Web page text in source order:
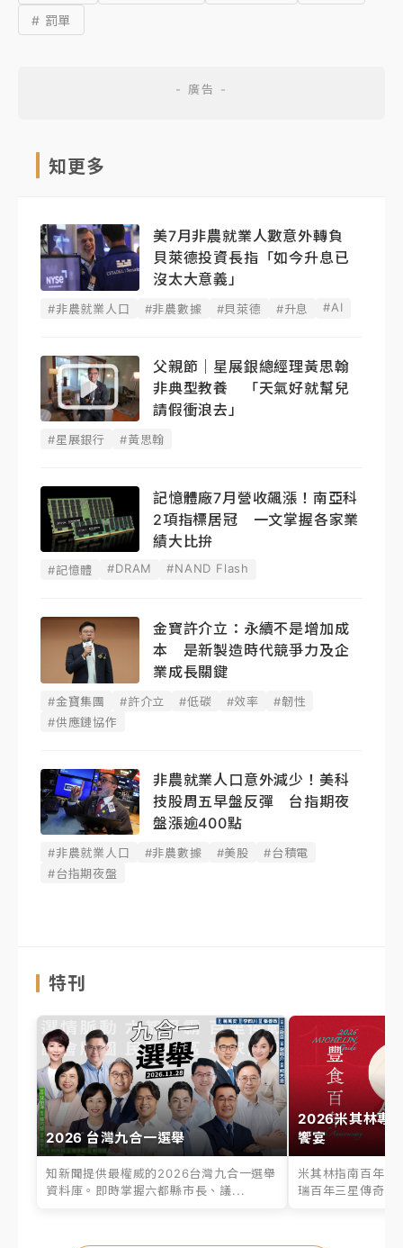
# 罰單
知更多
美7月非農就業人數意外轉負
貝萊德投資長指「如今升息已
沒太大意義」
#非農就業人口 #非農數據 #貝萊德 #升息 #AI
父親節｜星展銀總經理黃思翰
非典型教養 「天氣好就幫兒
請假衝浪去」
#星展銀行 #黃思翰
記憶體廠7月營收飆漲！南亞科
2項指標居冠 一文掌握各家業
績大比拚
#記憶體 #DRAM #NAND Flash
金寶許介立：永續不是增加成
本 是新製造時代競爭力及企
業成長關鍵
#金寶集團 #許介立 #低碳 #效率
#韌性
#供應鏈協作
非農就業人口意外減少！美科
技股周五早盤反彈 台指期夜
盤漲逾400點
#非農就業人口 #非農數據 #美股
#台積電
#台指期夜盤
特刊
2026 台灣九合一選舉
知新聞提供最權威的2026台灣九合一選舉
資料庫。即時掌握六都縣市長、議...
2026米其林專
饗宴
米其林指南百年之
瑞百年三星傳奇、